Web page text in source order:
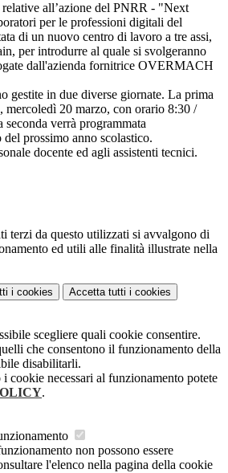
all’azione del PNRR - "Next
per le professioni digitali del
di un nuovo centro di lavoro a tre assi,
per introdurre al quale si svolgeranno
dall'azienda fornitrice OVERMACH
gestite in due diverse giornate. La prima
mercoledì 20 marzo, con orario 8:30 /
verrà programmata
prossimo anno scolastico.
docente ed agli assistenti tecnici.
terzi da questo utilizzati si avvalgono di
ed utili alle finalità illustrate nella
i cookies Accetta tutti i cookies
scegliere quali cookie consentire.
che consentono il funzionamento della
disabilitarli.
cookie necessari al funzionamento potete
.
non possono essere
l'elenco nella pagina della cookie